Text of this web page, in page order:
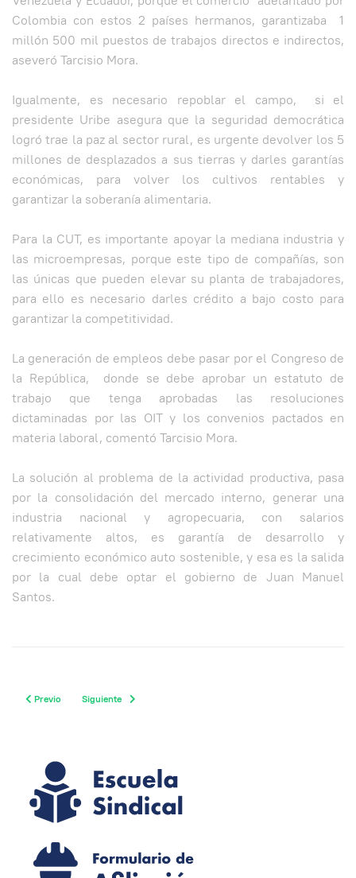
Colombia con estos 2 países hermanos, garantizaba 1
millón 500 mil puestos de trabajos directos e indirectos,
aseveró Tarcisio Mora.
Igualmente, es necesario repoblar el campo, si el
presidente Uribe asegura que la seguridad democrática
logró trae la paz al sector rural, es urgente devolver los 5
millones de desplazados a sus tierras y darles garantías
económicas, para volver los cultivos rentables y
garantizar la soberanía alimentaria.
Para la CUT, es importante apoyar la mediana industria y
las microempresas, porque este tipo de compañías, son
las únicas que pueden elevar su planta de trabajadores,
para ello es necesario darles crédito a bajo costo para
garantizar la competitividad.
La generación de empleos debe pasar por el Congreso de
la República, donde se debe aprobar un estatuto de
trabajo que tenga aprobadas las resoluciones
dictaminadas por las OIT y los convenios pactados en
materia laboral, comentó Tarcisio Mora.
La solución al problema de la actividad productiva, pasa
por la consolidación del mercado interno, generar una
industria nacional y agropecuaria, con salarios
relativamente altos, es garantía de desarrollo y
crecimiento económico auto sostenible, y esa es la salida
por la cual debe optar el gobierno de Juan Manuel
Santos.
Previous article: Ingreso per-cápita colombiano será de 5000 dólares en el
Previo Next article: Bancos solucionan problemas de manera
Siguiente